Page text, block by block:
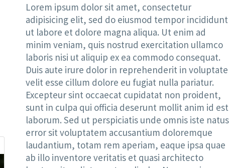
Lorem ipsum dolor sit amet, consectetur
adipisicing elit, sed do eiusmod tempor incididunt
ut labore et dolore magna aliqua. Ut enim ad
minim veniam, quis nostrud exercitation ullamco
laboris nisi ut aliquip ex ea commodo consequat.
Duis aute irure dolor in reprehenderit in voluptate
velit esse cillum dolore eu fugiat nulla pariatur.
Excepteur sint occaecat cupidatat non proident,
sunt in culpa qui officia deserunt mollit anim id est
laborum. Sed ut perspiciatis unde omnis iste natus
error sit voluptatem accusantium doloremque
laudantium, totam rem aperiam, eaque ipsa quae
ab illo inventore veritatis et quasi architecto